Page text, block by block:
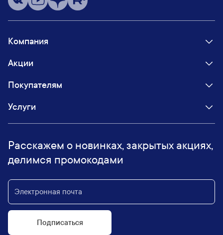
Компания
Акции
Покупателям
Услуги
Расскажем о новинках, закрытых акциях,
делимся промокодами
Подписаться